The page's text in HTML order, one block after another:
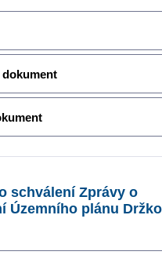
schválení Zprávy o
Územního plánu